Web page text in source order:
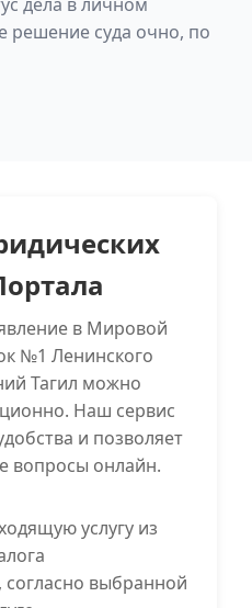
решение суда очно, по
в Мировой
№1 Ленинского
Тагил можно
Наш сервис
и позволяет
вопросы онлайн.
услугу из
выбранной